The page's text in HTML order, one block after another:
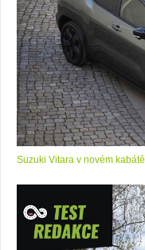
Suzuki Vitara v novém kabátě